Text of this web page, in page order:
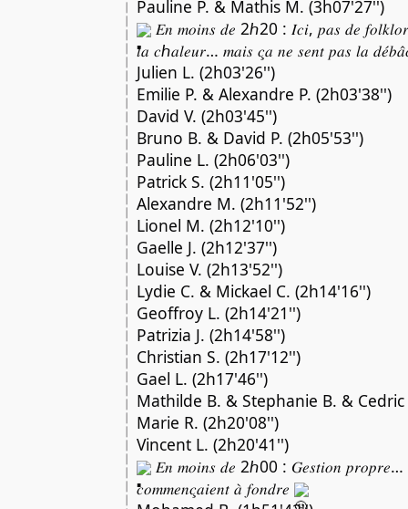
Pauline P. & Mathis M. (3h07'27'')
𝐸𝑛 𝑚𝑜𝑖𝑛𝑠 𝑑𝑒 2ℎ20 : 𝐼𝑐𝑖, 𝑝𝑎𝑠 𝑑𝑒
𝑙𝑎 𝑐ℎ𝑎𝑙𝑒𝑢𝑟… 𝑚𝑎𝑖𝑠 𝑐̧𝑎 𝑛𝑒 𝑠𝑒𝑛𝑡 𝑝𝑎𝑠 𝑙𝑎
Julien L. (2h03'26'')
Emilie P. & Alexandre P. (2h03'38'')
David V. (2h03'45'')
Bruno B. & David P. (2h05'53'')
Pauline L. (2h06'03'')
Patrick S. (2h11'05'')
Alexandre M. (2h11'52'')
Lionel M. (2h12'10'')
Gaelle J. (2h12'37'')
Louise V. (2h13'52'')
Lydie C. & Mickael C. (2h14'16'')
Geoffroy L. (2h14'21'')
Patrizia J. (2h14'58'')
Christian S. (2h17'12'')
Gael L. (2h17'46'')
Mathilde B. & Stephanie B. &
Marie R. (2h20'08'')
Vincent L. (2h20'41'')
𝐸𝑛 𝑚𝑜𝑖𝑛𝑠 𝑑𝑒 2ℎ00 : 𝐺𝑒𝑠𝑡𝑖𝑜𝑛 𝑝𝑟𝑜𝑝𝑟𝑒…
𝑐𝑜𝑚𝑚𝑒𝑛𝑐̧𝑎𝑖𝑒𝑛𝑡 𝑎̀ 𝑓𝑜𝑛𝑑𝑟𝑒